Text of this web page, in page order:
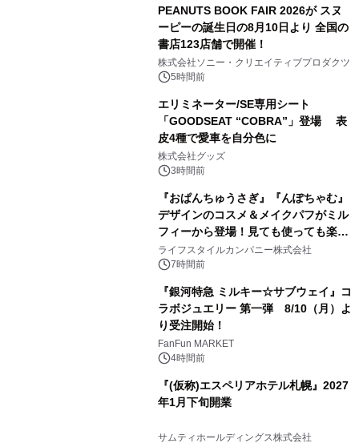
PEANUTS BOOK FAIR 2026が スヌ
ーピーの誕生日の8月10日より 全国の
書店123店舗で開催！
株式会社ソニー・クリエイティブプロダクツ
5時間前
エリミネーター/SE専用シート
「GOODSEAT “COBRA”」登場 表
皮4種で愛車を自分色に
株式会社グッズ
3時間前
『おぱんちゅうさぎ』『んぽちゃむ』
デザインのコスメ＆メイクパフがミル
フィーから登場！見ても使っても楽し
い、ポップでキュートなコレクショ
ン。
ライフスタイルカンパニー株式会社
7時間前
『銀河特急 ミルキー☆サブウェイ』コ
ラボジュエリー 第一弾 8/10（月）よ
り受注開始！
FanFun MARKET
4時間前
『(仮称)エスペリアホテル札幌』2027
年1月下旬開業
サムティホールディングス株式会社